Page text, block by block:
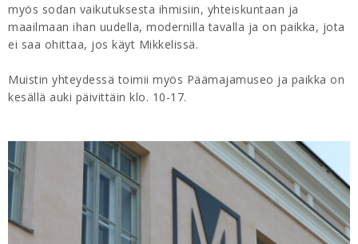
myös sodan vaikutuksesta ihmisiin, yhteiskuntaan ja
maailmaan ihan uudella, modernilla tavalla ja on paikka, jota
ei saa ohittaa, jos käyt Mikkelissä.
Muistin yhteydessä toimii myös Päämajamuseo ja paikka on
kesällä auki päivittäin klo. 10-17.